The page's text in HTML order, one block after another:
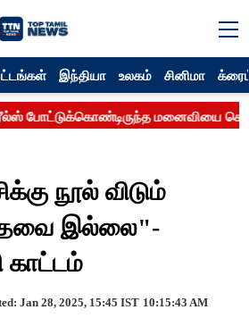
இந்தியா உலகம் சினிமா
நூல் விடும்
இல்லை"-
காட்டம்
Jan 28, 2025, 15:45 IST 10:15:43 AM